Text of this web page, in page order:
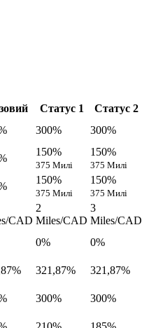
Статус 1 Статус 2
300% 300%
150%
375 Милі
150%
375 Милі
150%
375 Милі
150%
375 Милі
CAD
2
Miles/CAD
3
Miles/CAD
0% 0%
321,87% 321,87%
300% 300%